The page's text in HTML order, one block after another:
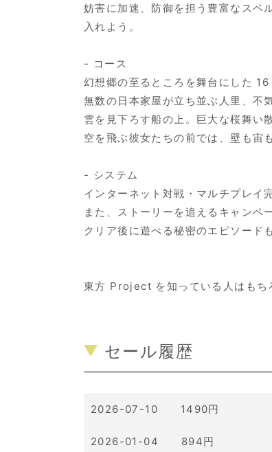
妨害に加速、防御を担う豊富なスペ
入れよう。
- コース
幻想郷の至るところを舞台にした 16
無数の日本家屋が立ち並ぶ人里、不
雲を見下ろす船の上。巨大な桜舞い
空を飛ぶ彼女たちの前では、壁も宙
- システム
インターネット対戦・マルチプレイ
また、ストーリーを追えるキャンペ
クリア後に遊べる秘密のエピソード
東方 Project を知っている人はもち
セール履歴
2026-07-10 1490円
2026-01-04 894円